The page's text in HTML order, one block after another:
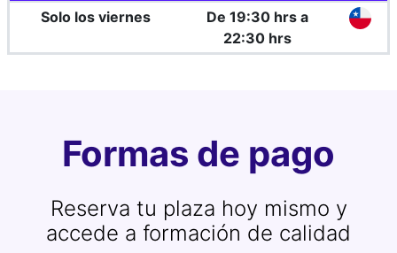
Solo los viernes
De 19:30 hrs a
22:30 hrs
Formas de pago
Reserva tu plaza hoy mismo y
accede a formación de calidad